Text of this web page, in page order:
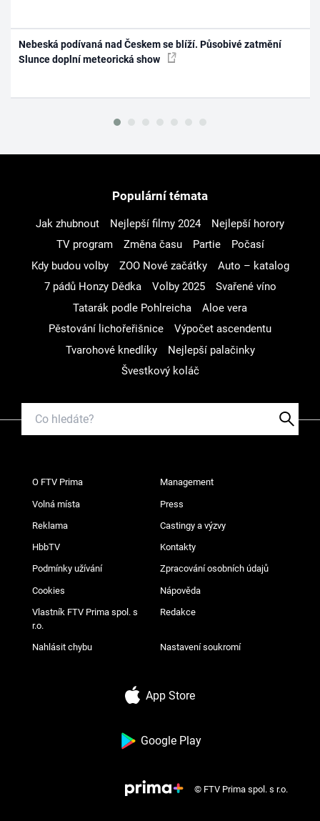
Nebeská podívaná nad Českem se blíží. Působivé zatmění
Slunce doplní meteorická show
Populární témata
Jak zhubnout Nejlepší filmy 2024
Nejlepší horory
TV program
Změna času Partie
Počasí
Kdy budou volby
ZOO Nové začátky
Auto – katalog
7 pádů Honzy Dědka
Volby 2025
Svařené víno
Tatarák podle Pohlreicha
Aloe vera
Pěstování lichořeřišnice
Výpočet ascendentu
Tvarohové knedlíky
Nejlepší palačinky
Švestkový koláč
O FTV Prima Management
Volná místa Press
Reklama Castingy a výzvy
HbbTV Kontakty
Podmínky užívání Zpracování osobních údajů
Cookies Nápověda
Vlastník FTV Prima spol. s
r.o.
Redakce
Nahlásit chybu Nastavení soukromí
App Store
Google Play
© FTV Prima spol. s r.o.